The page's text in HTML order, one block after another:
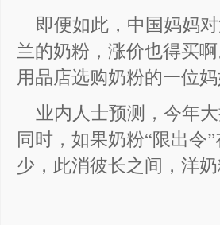
即便如此，中国妈妈
兰的奶粉，涨价也得买
用品店选购奶粉的一位妈
业内人士预测，今年
同时，如果奶粉“限出令
少，此消彼长之间，洋